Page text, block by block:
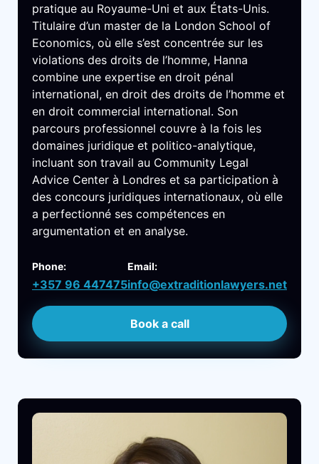
pratique au Royaume-Uni et aux États-Unis.
Titulaire d’un master de la London School of
Economics, où elle s’est concentrée sur les
violations des droits de l’homme, Hanna
combine une expertise en droit pénal
international, en droit des droits de l’homme et
en droit commercial international. Son
parcours professionnel couvre à la fois les
domaines juridique et politico-analytique,
incluant son travail au Community Legal
Advice Center à Londres et sa participation à
des concours juridiques internationaux, où elle
a perfectionné ses compétences en
argumentation et en analyse.
Phone:
+357 96 447475
Email:
info@extraditionlawyers.net
Book a call